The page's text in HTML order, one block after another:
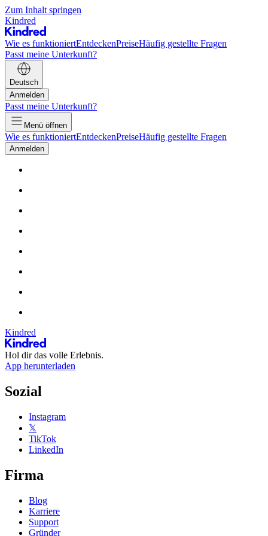
Zum Inhalt springen
Kindred
Wie es funktioniertEntdeckenPreiseHäufig gestellte Fragen
Passt meine Unterkunft?
Deutsch
Anmelden
Passt meine Unterkunft?
Menü öffnen
Wie es funktioniertEntdeckenPreiseHäufig gestellte Fragen
Anmelden
Kindred
Hol dir das volle Erlebnis.
App herunterladen
Sozial
Instagram
𝕏
TikTok
LinkedIn
Firma
Blog
Karriere
Support
Gründer